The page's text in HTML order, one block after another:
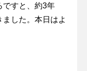
ですと、約3年
した。本日はよ